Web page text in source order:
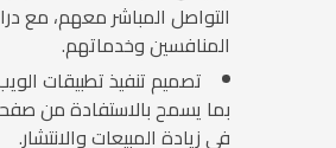
التواصل المباشر معهم، مع
المنافسين وخدماتهم.
تصميم تنفيذ تطبيقات
بما يسمح بالاستفادة من
في زيادة المبيعات والانتشار.